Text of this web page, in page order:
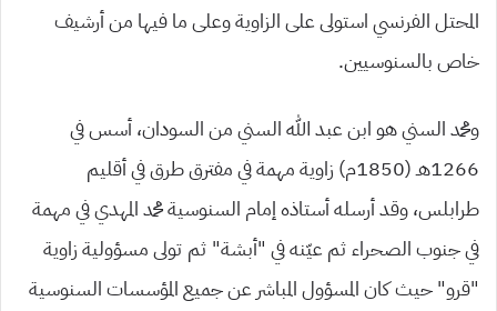
المحتل الفرنسي استولى على الزاوية وعلى ما فيها من أرشيف
خاص بالسنوسيين.
ومحمد السني هو ابن عبد الله السني من السودان، أسس في
1266هـ (1850م) زاوية مهمة في مفترق طرق في أقليم
طرابلس، وقد أرسله أستاذه إمام السنوسية محمد المهدي في مهمة
في جنوب الصحراء ثم عيّنه في “أبشة” ثم تولى مسؤولية زاوية
“قرو” حيث كان المسؤول المباشر عن جميع المؤسسات السنوسية